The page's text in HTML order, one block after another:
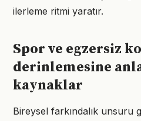
ilerleme ritmi yaratır.
Spor ve egzersiz
derinlemesine
kaynaklar
Bireysel farkındalık unsuru